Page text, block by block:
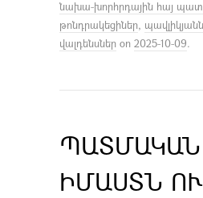
նախա-խորհրդային հայ
թոնդրակեցիներ,
վալդենսներ on 2025-10-09.
ԻՄԱՍՏՆ ՈՒ